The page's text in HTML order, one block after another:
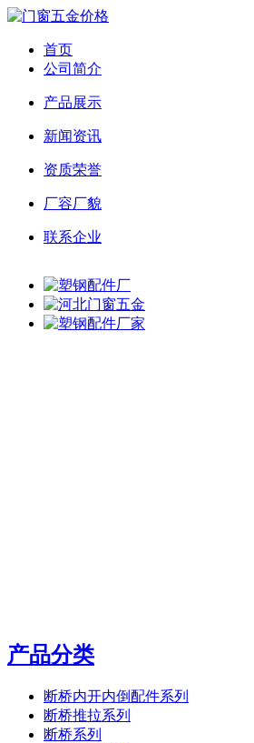
首页
公司简介
产品展示
新闻资讯
资质荣誉
厂容厂貌
联系企业
产品分类
断桥内开内倒配件系列
断桥推拉系列
断桥系列